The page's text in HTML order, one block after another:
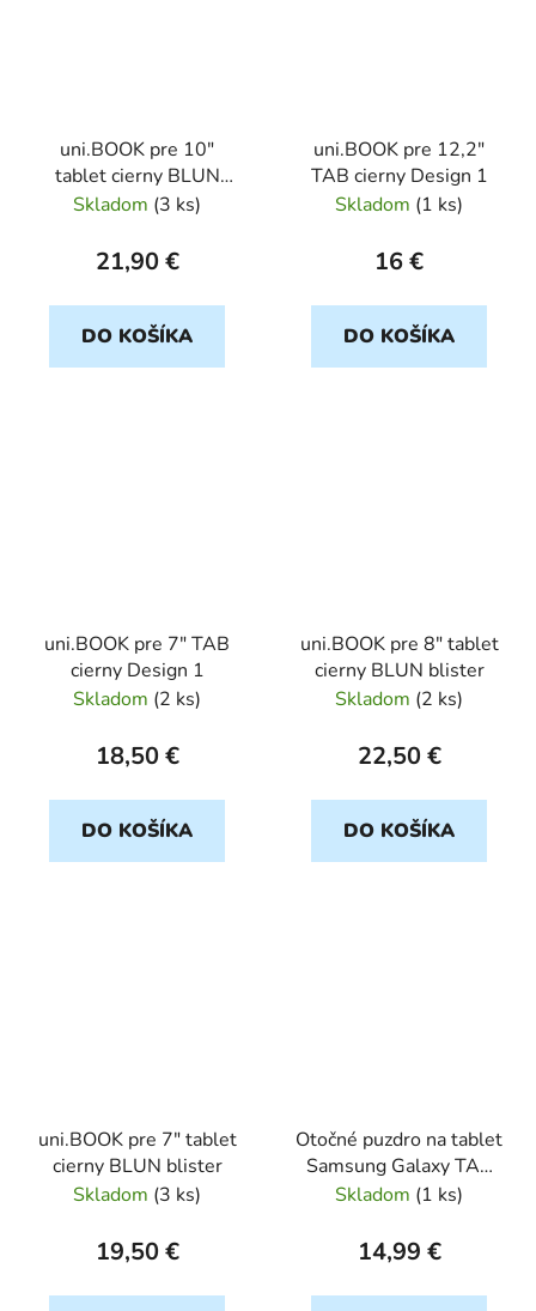
uni.BOOK pre 10"
tablet cierny BLUN
blister
Skladom (3 ks)
21,90 €
DO KOŠÍKA
uni.BOOK pre 12,2"
TAB cierny Design 1
Skladom (1 ks)
16 €
DO KOŠÍKA
uni.BOOK pre 7" TAB
cierny Design 1
Skladom (2 ks)
18,50 €
DO KOŠÍKA
uni.BOOK pre 8" tablet
cierny BLUN blister
Skladom (2 ks)
22,50 €
DO KOŠÍKA
uni.BOOK pre 7" tablet
cierny BLUN blister
Skladom (3 ks)
19,50 €
Otočné puzdro na tablet
Samsung Galaxy TAB
9,7" S2 WIFI cierny
Skladom (1 ks)
14,99 €